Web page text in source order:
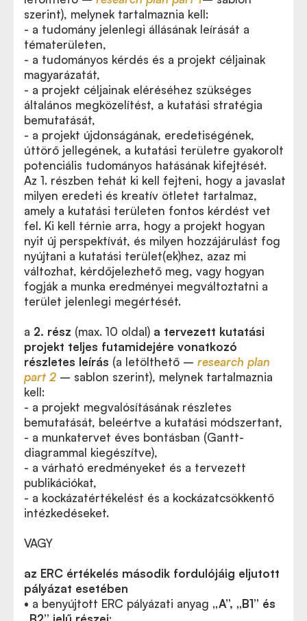
szerint), melynek tartalmaznia kell:
- a tudomány jelenlegi állásának leírását a
tématerületen,
- a tudományos kérdés és a projekt céljainak
magyarázatát,
- a projekt céljainak eléréséhez szükséges
általános megközelítést, a kutatási stratégia
bemutatását,
- a projekt újdonságának, eredetiségének,
úttörő jellegének, a kutatási területre gyakorolt
potenciális tudományos hatásának kifejtését.
Az 1. részben tehát ki kell fejteni, hogy a javaslat
milyen eredeti és kreatív ötletet tartalmaz,
amely a kutatási területen fontos kérdést vet
fel. Ki kell térnie arra, hogy a projekt hogyan
nyit új perspektívát, és milyen hozzájárulást fog
nyújtani a kutatási terület(ek)hez, azaz mi
változhat, kérdőjelezhető meg, vagy hogyan
fogják a munka eredményei megváltoztatni a
terület jelenlegi megértését.
a 2. rész (max. 10 oldal) a tervezett kutatási
projekt teljes futamidejére vonatkozó
részletes leírás (a letölthető – research plan
part 2 – sablon szerint), melynek tartalmaznia
kell:
- a projekt megvalósításának részletes
bemutatását, beleértve a kutatási módszertant,
- a munkatervet éves bontásban (Gantt-
diagrammal kiegészítve),
- a várható eredményeket és a tervezett
publikációkat,
- a kockázatértékelést és a kockázatcsökkentő
intézkedéseket.
VAGY
az ERC értékelés második fordulójáig eljutott
pályázat esetében
• a benyújtott ERC pályázati anyag „A”, „B1” és